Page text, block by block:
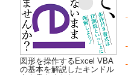
図形を操作するExcel VBA
の基本を解説したキンドル